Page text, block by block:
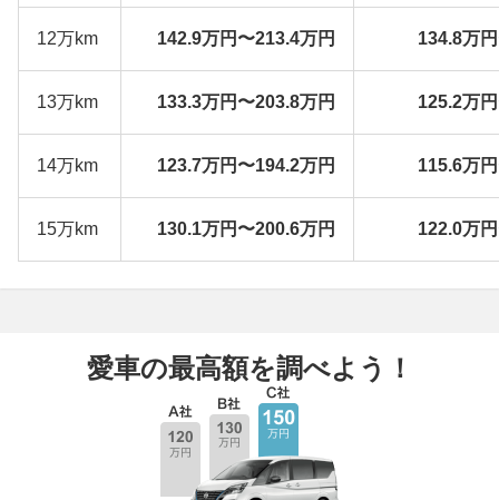
12万km 142.9万円〜213.4万円 134.8万
13万km 133.3万円〜203.8万円 125.2万
14万km 123.7万円〜194.2万円 115.6万
15万km 130.1万円〜200.6万円 122.0万
愛車の最高額を調べよう！